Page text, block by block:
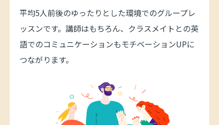
平均5人前後のゆったりとした環境でのグループレ
ッスンです。講師はもちろん、クラスメイトとの英
語でのコミュニケーションもモチベーションUPに
つながります。